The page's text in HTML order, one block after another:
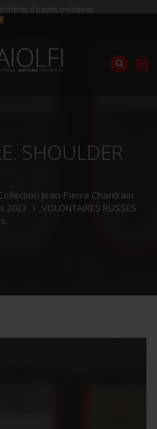
d'objets militaires
SHOULDER
Jean-Pierre Chantrain
2023
VOLONTAIRES RUSSES